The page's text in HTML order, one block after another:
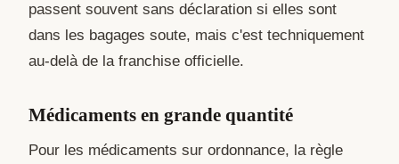
passent souvent sans déclaration si elles sont
dans les bagages soute, mais c'est techniquement
au-delà de la franchise officielle.
Médicaments en grande quantité
Pour les médicaments sur ordonnance, la règle